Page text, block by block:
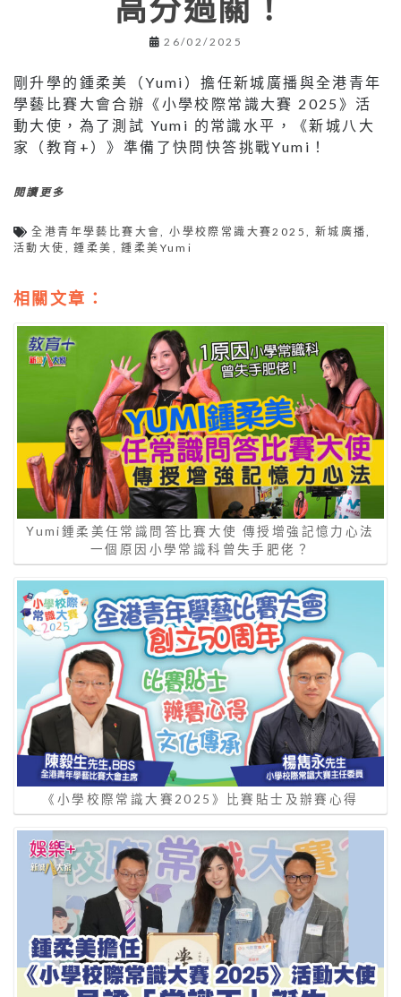
26/02/2025
剛升學的鍾柔美（Yumi）擔任新城廣播與全港青年
學藝比賽大會合辦《小學校際常識大賽 2025》活
動大使，為了測試 Yumi 的常識水平，《新城八大
家（教育+）》準備了快問快答挑戰Yumi！
閱讀更多
全港青年學藝比賽大會 ,小學校際常識大賽2025 新城廣播
活動大使
,鍾柔美 ,鍾柔美Yumi
相關文章：
Yumi鍾柔美任常識問答比賽大使 傳授增強記憶力心法
一個原因小學常識科曾失手肥佬？
《小學校際常識大賽2025》比賽貼士及辦賽心得